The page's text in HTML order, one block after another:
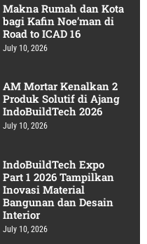
Makna Rumah dan Kota
bagi Kafin Noe’man di
Road to ICAD 16
July 10, 2026
AM Mortar Kenalkan 2
Produk Solutif di Ajang
IndoBuildTech 2026
July 10, 2026
IndoBuildTech Expo
Part 1 2026 Tampilkan
Inovasi Material
Bangunan dan Desain
Interior
July 10, 2026